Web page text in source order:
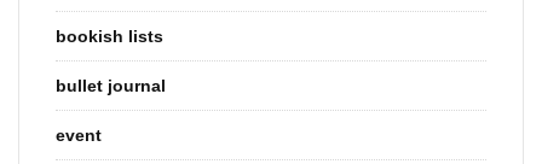
bookish lists
bullet journal
event